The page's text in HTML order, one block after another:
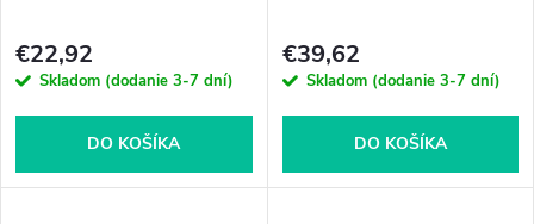
€22,92
Skladom (dodanie 3-7 dní)
DO KOŠÍKA
€39,62
Skladom (dodanie 3-7 dní)
DO KOŠÍKA